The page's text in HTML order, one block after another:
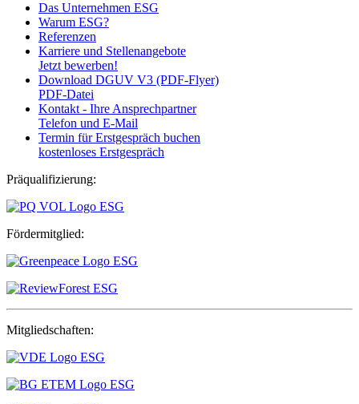
Das Unternehmen ESG
Warum ESG?
Referenzen
Karriere und Stellenangebote
Jetzt bewerben!
Download DGUV V3 (PDF-Flyer)
PDF-Datei
Kontakt - Ihre Ansprechpartner
Telefon und E-Mail
Termin für Erstgespräch buchen
kostenloses Erstgespräch
Präqualifizierung:
Fördermitglied:
Mitgliedschaften: